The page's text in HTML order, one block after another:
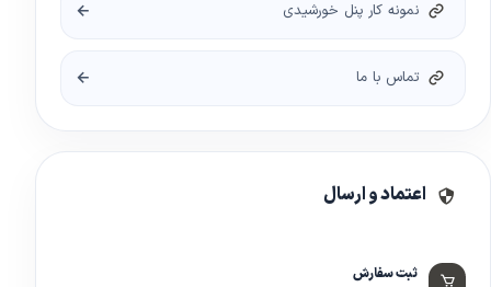
نمونه کار پنل خورشیدی
تماس با ما
اعتماد و ارسال
ثبت سفارش